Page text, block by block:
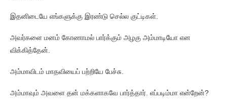
இதனிடையே எங்களுக்கு இரண்டு செல்ல குட்டிகள்.
அவர்களை மனம் கோணாமல் பார்க்கும் அழகு அம்மாடியோ என
விக்கித்தேன்.
அம்மாவிடம் மாதவியைப் பற்றியே பேச்சு.
அம்மாவும் அவளை தன் மக்களாகவே பார்த்தார். எப்படிம்மா என்றேன்?